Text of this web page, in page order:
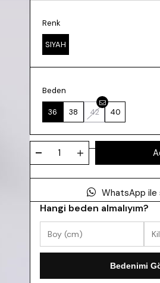
Renk
SIYAH
Beden
36 38 42 40
WhatsApp ile
Hangi beden almalıyım?
Bedenimi